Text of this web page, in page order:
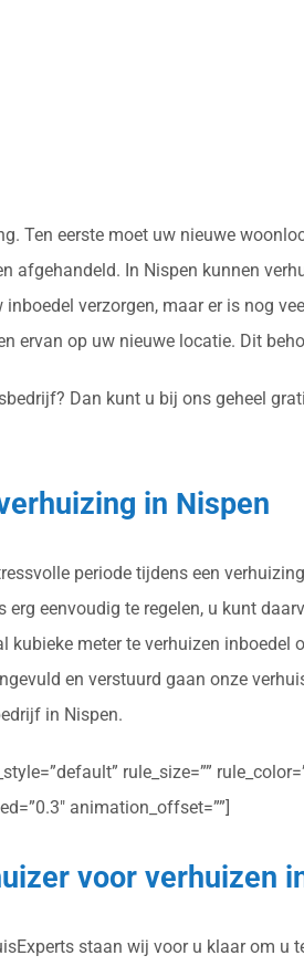
Ten eerste moet uw nieuwe
In Nispen kunnen
verzorgen, maar er is nog
ervan op uw nieuwe locatie. Dit
Dan kunt u bij ons geheel
in Nispen
periode tijdens een
eenvoudig te regelen, u kunt
meter te verhuizen
en verstuurd gaan onze
in Nispen.
rule_size=””
animation_offset=””]
voor verhuizen
staan wij voor u klaar om